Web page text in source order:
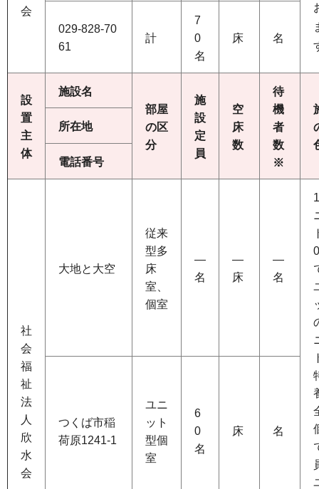
会
029-828-70
61
計
7
0
名
床 名
設
置
主
体
施設名
部屋
の区
分
施
設
定
員
空
床
数
待
機
者
数
※
所在地
電話番号
社
会
福
祉
法
人
欣
水
会
大地と大空
従来
型多
床
室、
個室
―
名
―
床
―
名
つくば市稲
荷原1241-1
ユニ
ット
型個
室
6
0
名
床 名